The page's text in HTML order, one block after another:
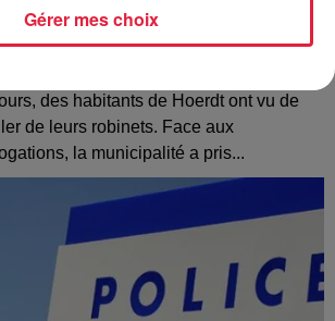
des habitants de Hoerdt ont vu de
de leurs robinets. Face aux
la municipalité a pris...
Gérer mes choix